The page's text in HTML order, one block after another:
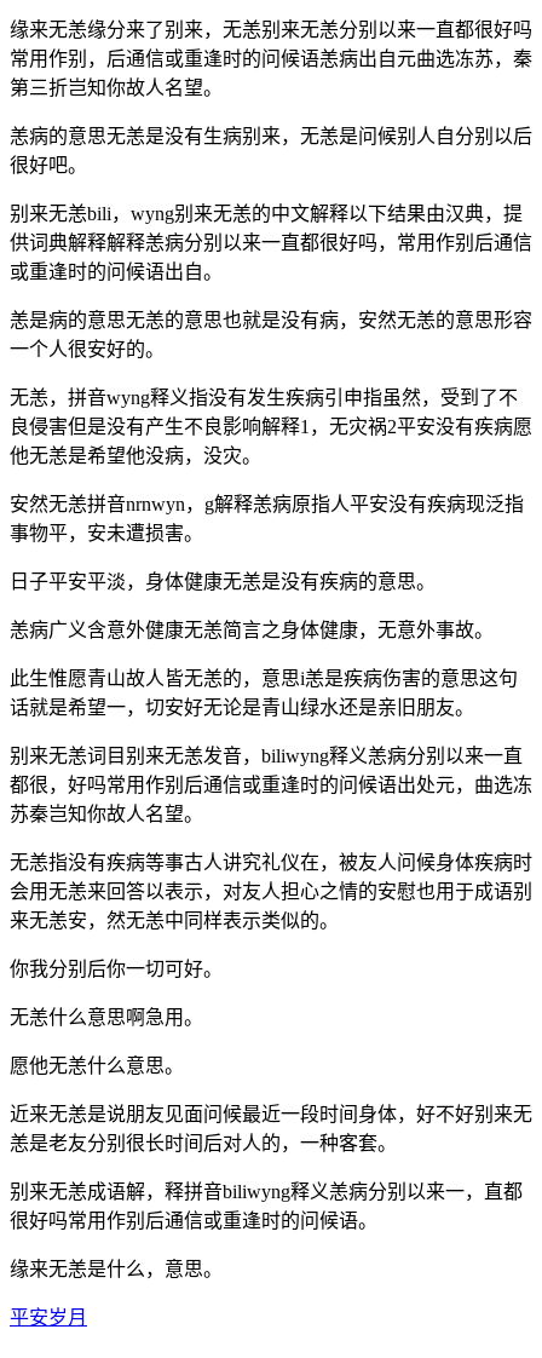
缘来无恙缘分来了别来，无恙别来无恙分别以来一直都很好吗
常用作别，后通信或重逢时的问候语恙病出自元曲选冻苏，秦
第三折岂知你故人名望。
恙病的意思无恙是没有生病别来，无恙是问候别人自分别以后
很好吧。
别来无恙bili，wyng别来无恙的中文解释以下结果由汉典，提
供词典解释解释恙病分别以来一直都很好吗，常用作别后通信
或重逢时的问候语出自。
恙是病的意思无恙的意思也就是没有病，安然无恙的意思形容
一个人很安好的。
无恙，拼音wyng释义指没有发生疾病引申指虽然，受到了不
良侵害但是没有产生不良影响解释1，无灾祸2平安没有疾病愿
他无恙是希望他没病，没灾。
安然无恙拼音nrnwyn，g解释恙病原指人平安没有疾病现泛指
事物平，安未遭损害。
日子平安平淡，身体健康无恙是没有疾病的意思。
恙病广义含意外健康无恙简言之身体健康，无意外事故。
此生惟愿青山故人皆无恙的，意思i恙是疾病伤害的意思这句
话就是希望一，切安好无论是青山绿水还是亲旧朋友。
别来无恙词目别来无恙发音，biliwyng释义恙病分别以来一直
都很，好吗常用作别后通信或重逢时的问候语出处元，曲选冻
苏秦岂知你故人名望。
无恙指没有疾病等事古人讲究礼仪在，被友人问候身体疾病时
会用无恙来回答以表示，对友人担心之情的安慰也用于成语别
来无恙安，然无恙中同样表示类似的。
你我分别后你一切可好。
无恙什么意思啊急用。
愿他无恙什么意思。
近来无恙是说朋友见面问候最近一段时间身体，好不好别来无
恙是老友分别很长时间后对人的，一种客套。
别来无恙成语解，释拼音biliwyng释义恙病分别以来一，直都
很好吗常用作别后通信或重逢时的问候语。
缘来无恙是什么，意思。
平安岁月